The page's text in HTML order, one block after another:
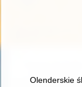
Olenderskie